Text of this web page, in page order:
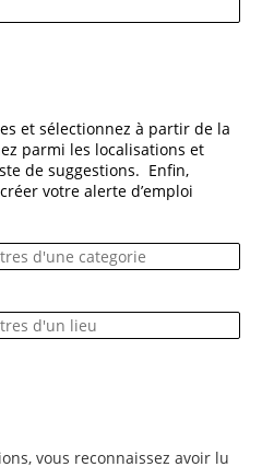
et sélectionnez à partir de la
parmi les localisations et
de suggestions. Enfin,
votre alerte d’emploi
vous reconnaissez avoir lu